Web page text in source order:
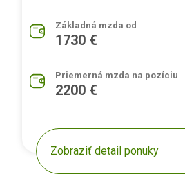
Základná mzda od
1730 €
Priemerná mzda na pozíciu
2200 €
Zobraziť detail ponuky